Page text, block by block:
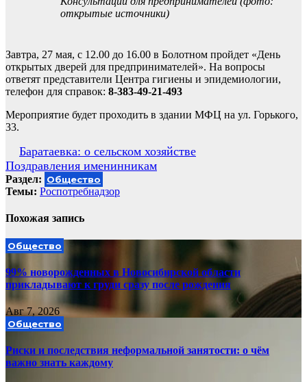
открытые источники)
Завтра, 27 мая, с 12.00 до 16.00 в Болотном пройдет «День
открытых дверей для предпринимателей». На вопросы
ответят представители Центра гигиены и эпидемиологии,
телефон для справок: 8-383-49-21-493
Мероприятие будет проходить в здании МФЦ на ул. Горького,
33.
Навигация
по
записям
Баратаевка: о сельском хозяйстве
Поздравления именинникам
Раздел: Общество
Темы: Роспотребнадзор
Похожая запись
Общество
99% новорожденных в Новосибирской области
прикладывают к груди сразу после рождения
Авг 7, 2026
Общество
Риски и последствия неформальной занятости: о чём
важно знать каждому